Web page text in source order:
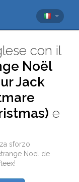
con il
Noël
Jack
e
sforzo
Noël de
!